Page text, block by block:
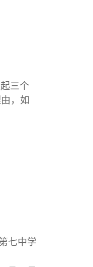
三个
，如
七中学